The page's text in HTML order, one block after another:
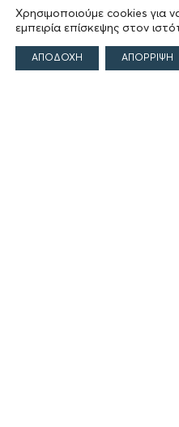
Χρησιμοποιούμε cookies για
εμπειρία επίσκεψης στον
ΑΠΟΔΟΧΗ ΑΠΟΡΡΙΨΗ